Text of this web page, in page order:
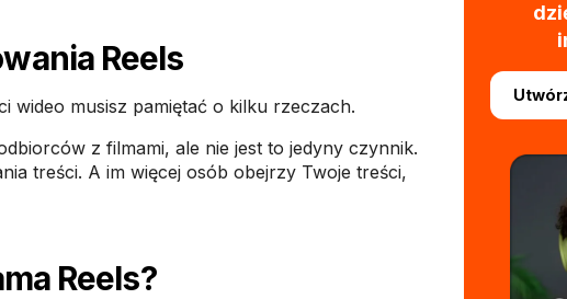
Reels
wideo musisz pamiętać o kilku rzeczach.
z filmami, ale nie jest to jedyny czynnik.
treści. A im więcej osób obejrzy Twoje treści,
Reels?